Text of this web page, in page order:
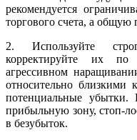
рекомендуется
торгового счета, а
2. Используйте
корректируйте их
агрессивном
относительно близкими
потенциальные
прибыльную зону, стоп-
в безубыток.